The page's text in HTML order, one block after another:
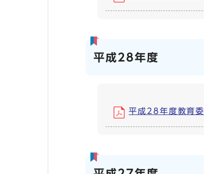
平成28年度
平成28年度教育